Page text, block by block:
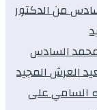
من الدكتور
محمد السادس
العرش المجيد
السامي على